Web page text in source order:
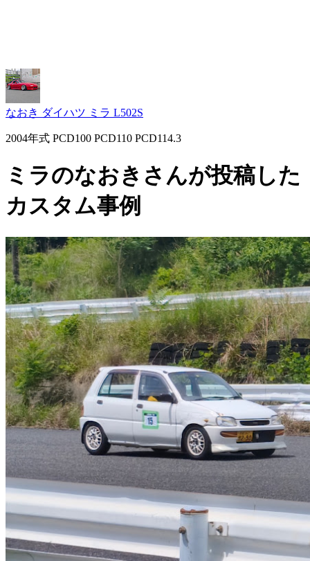
なおき ダイハツ ミラ L502S
2004年式 PCD100 PCD110 PCD114.3
ミラのなおきさんが投稿した
カスタム事例